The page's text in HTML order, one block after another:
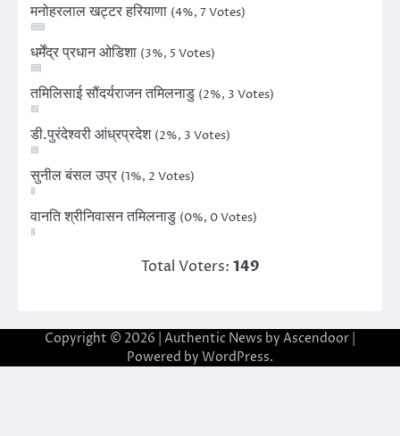
मनोहरलाल खट्टर हरियाणा (4%, 7 Votes)
धर्मेंद्र प्रधान ओडिशा (3%, 5 Votes)
तमिलिसाई सौंदर्यराजन तमिलनाडु (2%, 3 Votes)
डी.पुरंदेश्वरी आंध्रप्रदेश (2%, 3 Votes)
सुनील बंसल उप्र (1%, 2 Votes)
वानति श्रीनिवासन तमिलनाडु (0%, 0 Votes)
Total Voters: 149
Copyright © 2026 | Authentic News by Ascendoor
Powered by WordPress.